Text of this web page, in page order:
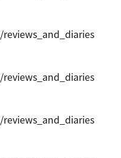
/reviews_and_diaries
/reviews_and_diaries
/reviews_and_diaries